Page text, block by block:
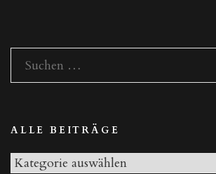
Suchen
nach:
ALLE BEITRÄGE
Alle